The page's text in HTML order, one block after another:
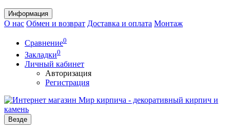
Информация
О нас Обмен и возврат Доставка и оплата Монтаж
Сравнение0
Закладки0
Личный кабинет
Авторизация
Регистрация
Везде